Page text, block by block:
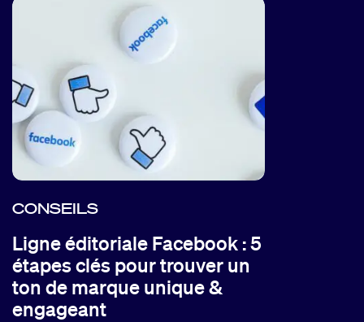
CONSEILS
Ligne éditoriale Facebook : 5
étapes clés pour trouver un
ton de marque unique &
engageant